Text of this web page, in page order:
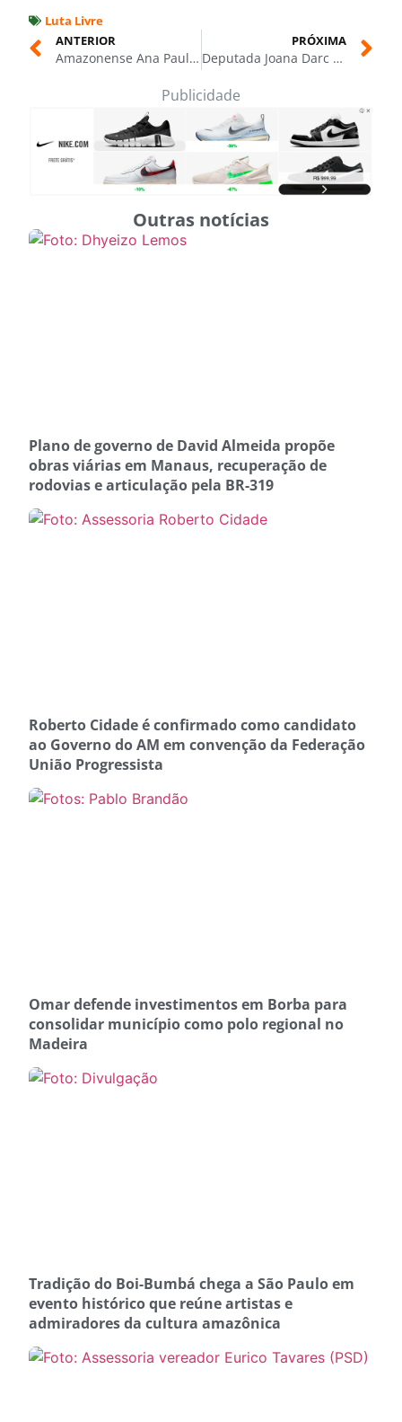
Luta Livre
ANTERIOR
Amazonense Ana Paula Sena é ouro na Copa Minas de Judô 2025
PRÓXIMA
Deputada Joana Darc apresenta projeto que relaciona maus-tratos aos animais à violência doméstica
Publicidade
Outras notícias
Plano de governo de David Almeida propõe
obras viárias em Manaus, recuperação de
rodovias e articulação pela BR-319
Roberto Cidade é confirmado como candidato
ao Governo do AM em convenção da Federação
União Progressista
Omar defende investimentos em Borba para
consolidar município como polo regional no
Madeira
Tradição do Boi-Bumbá chega a São Paulo em
evento histórico que reúne artistas e
admiradores da cultura amazônica